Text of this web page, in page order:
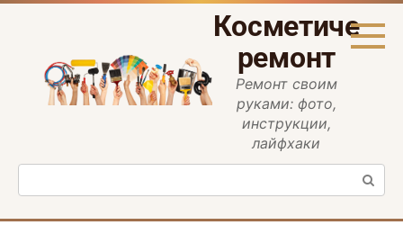
Перейти
ремонт
Ремонт своим
руками: фото,
инструкции,
лайфхаки
Поиск: